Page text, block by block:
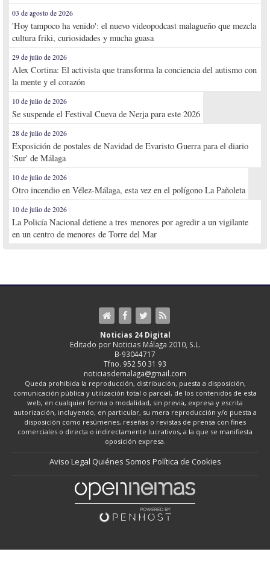
03 de agosto de 2026
'Hoy tampoco ha venido': el nuevo videopodcast malagueño que mezcla
cultura friki, curiosidades y mucha guasa
29 de julio de 2026
Alex Cortina: El activista que transforma la conciencia del autismo con
la mente y el corazón
10 de julio de 2026
Se suspende el Festival Cueva de Nerja para este 2026
28 de julio de 2026
Exposición de postales de Navidad de Evaristo Guerra para el diario
'Sur' de Málaga
10 de julio de 2026
Otro incendio en Vélez-Málaga, esta vez en el polígono La Pañoleta
10 de julio de 2026
La Policía Nacional detiene a tres menores por agredir a un vigilante
en un centro de menores de Torre del Mar
Noticias 24 Digital
Editado por Noticias Málaga 2010, S.L.
B-93044717
Tfno. 952 50 31 93
noticiasdemalaga@gmail.com
Queda prohibida la reproducción, distribución, puesta a disposición,
comunicación pública y utilización total o parcial, de los contenidos de esta
web, en cualquier forma o modalidad, sin previa, expresa y escrita
autorización, incluyendo, en particular, su mera reproducción y/o puesta a
disposición como resúmenes, reseñas o revistas de prensa con fines
comerciales o directa o indirectamente lucrativos, a la que se manifiesta
oposición expresa.
Aviso Legal Quiénes Somos Política de Cookies